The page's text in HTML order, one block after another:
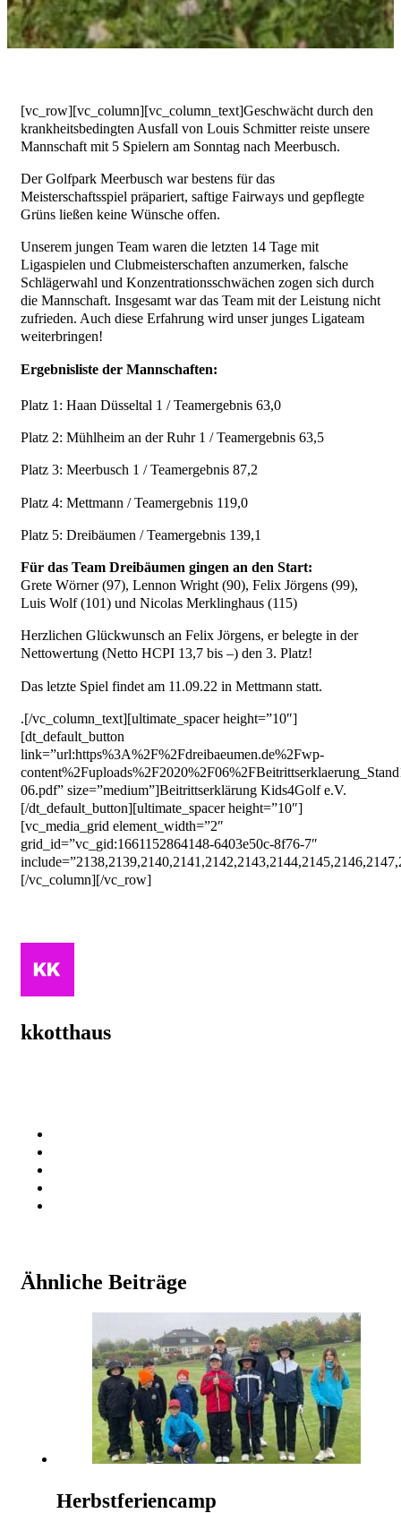
[vc_row][vc_column][vc_column_text]Geschwächt durch den
krankheitsbedingten Ausfall von Louis Schmitter reiste unsere
Mannschaft mit 5 Spielern am Sonntag nach Meerbusch.
Der Golfpark Meerbusch war bestens für das
Meisterschaftsspiel präpariert, saftige Fairways und gepflegte
Grüns ließen keine Wünsche offen.
Unserem jungen Team waren die letzten 14 Tage mit
Ligaspielen und Clubmeisterschaften anzumerken, falsche
Schlägerwahl und Konzentrationsschwächen zogen sich durch
die Mannschaft. Insgesamt war das Team mit der Leistung nicht
zufrieden. Auch diese Erfahrung wird unser junges Ligateam
weiterbringen!
Ergebnisliste der Mannschaften:
Platz 1: Haan Düsseltal 1 / Teamergebnis 63,0
Platz 2: Mühlheim an der Ruhr 1 / Teamergebnis 63,5
Platz 3: Meerbusch 1 / Teamergebnis 87,2
Platz 4: Mettmann / Teamergebnis 119,0
Platz 5: Dreibäumen / Teamergebnis 139,1
Für das Team Dreibäumen gingen an den Start:
Grete Wörner (97), Lennon Wright (90), Felix Jörgens (99),
Luis Wolf (101) und Nicolas Merklinghaus (115)
Herzlichen Glückwunsch an Felix Jörgens, er belegte in der
Nettowertung (Netto HCPI 13,7 bis –) den 3. Platz!
Das letzte Spiel findet am 11.09.22 in Mettmann statt.
.[/vc_column_text][ultimate_spacer height=”10″]
[dt_default_button
link=”url:https%3A%2F%2Fdreibaeumen.de%2Fwp-
06.pdf” size=”medium”]Beitrittserklärung Kids4Golf e.V.
[/dt_default_button][ultimate_spacer height=”10″]
[vc_media_grid element_width=”2″
grid_id=”vc_gid:1661152864148-6403e50c-8f76-7″
[/vc_column][/vc_row]
kkotthaus
Ähnliche Beiträge
Herbstferiencamp